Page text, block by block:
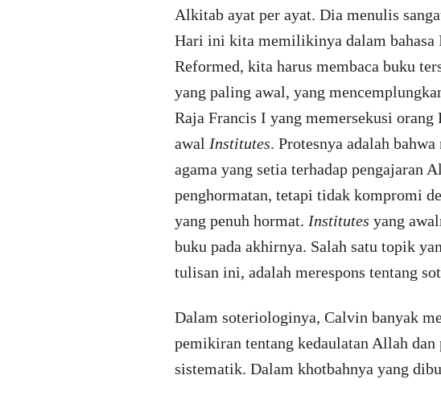
Alkitab ayat per ayat. Dia menulis
Hari ini kita memilikinya dalam bahasa
Reformed, kita harus membaca buku
yang paling awal, yang
Raja Francis I yang memersekusi
awal Institutes. Protesnya adalah
agama yang setia terhadap pengajaran
penghormatan, tetapi tidak kompromi
yang penuh hormat. Institutes yang
buku pada akhirnya. Salah satu topik
tulisan ini, adalah merespons tentang
Dalam soteriologinya, Calvin banyak
pemikiran tentang kedaulatan Allah
sistematik. Dalam khotbahnya yang